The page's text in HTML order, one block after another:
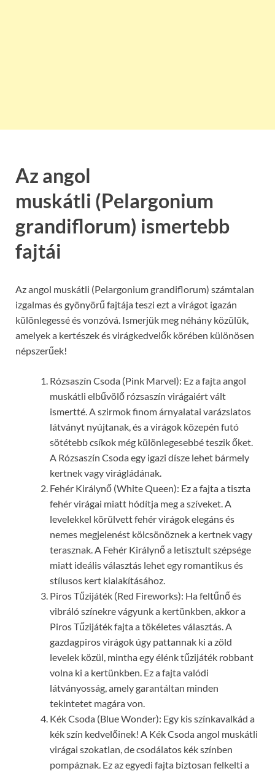
Az angol
muskátli (Pelargonium
grandiflorum) ismertebb
fajtái
Az angol muskátli (Pelargonium grandiflorum) számtalan
izgalmas és gyönyörű fajtája teszi ezt a virágot igazán
különlegessé és vonzóvá. Ismerjük meg néhány közülük,
amelyek a kertészek és virágkedvelők körében különösen
népszerűek!
Rózsaszín Csoda (Pink Marvel): Ez a fajta angol
muskátli elbűvölő rózsaszín virágaiért vált
ismertté. A szirmok finom árnyalatai varázslatos
látványt nyújtanak, és a virágok közepén futó
sötétebb csíkok még különlegesebbé teszik őket.
A Rózsaszín Csoda egy igazi dísze lehet bármely
kertnek vagy virágládának.
Fehér Királynő (White Queen): Ez a fajta a tiszta
fehér virágai miatt hódítja meg a szíveket. A
levelekkel körülvett fehér virágok elegáns és
nemes megjelenést kölcsönöznek a kertnek vagy
terasznak. A Fehér Királynő a letisztult szépsége
miatt ideális választás lehet egy romantikus és
stílusos kert kialakításához.
Piros Tűzijáték (Red Fireworks): Ha feltűnő és
vibráló színekre vágyunk a kertünkben, akkor a
Piros Tűzijáték fajta a tökéletes választás. A
gazdagpiros virágok úgy pattannak ki a zöld
levelek közül, mintha egy élénk tűzijáték robbant
volna ki a kertünkben. Ez a fajta valódi
látványosság, amely garantáltan minden
tekintetet magára von.
Kék Csoda (Blue Wonder): Egy kis színkavalkád a
kék szín kedvelőinek! A Kék Csoda angol muskátli
virágai szokatlan, de csodálatos kék színben
pompáznak. Ez az egyedi fajta biztosan felkelti a